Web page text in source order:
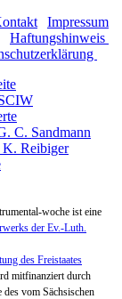
Impressum
Haftungshinweis
C. Sandmann
Reibiger
woche ist eine
der Ev.-Luth.
des Freistaates
mitfinanziert durch
vom Sächsischen